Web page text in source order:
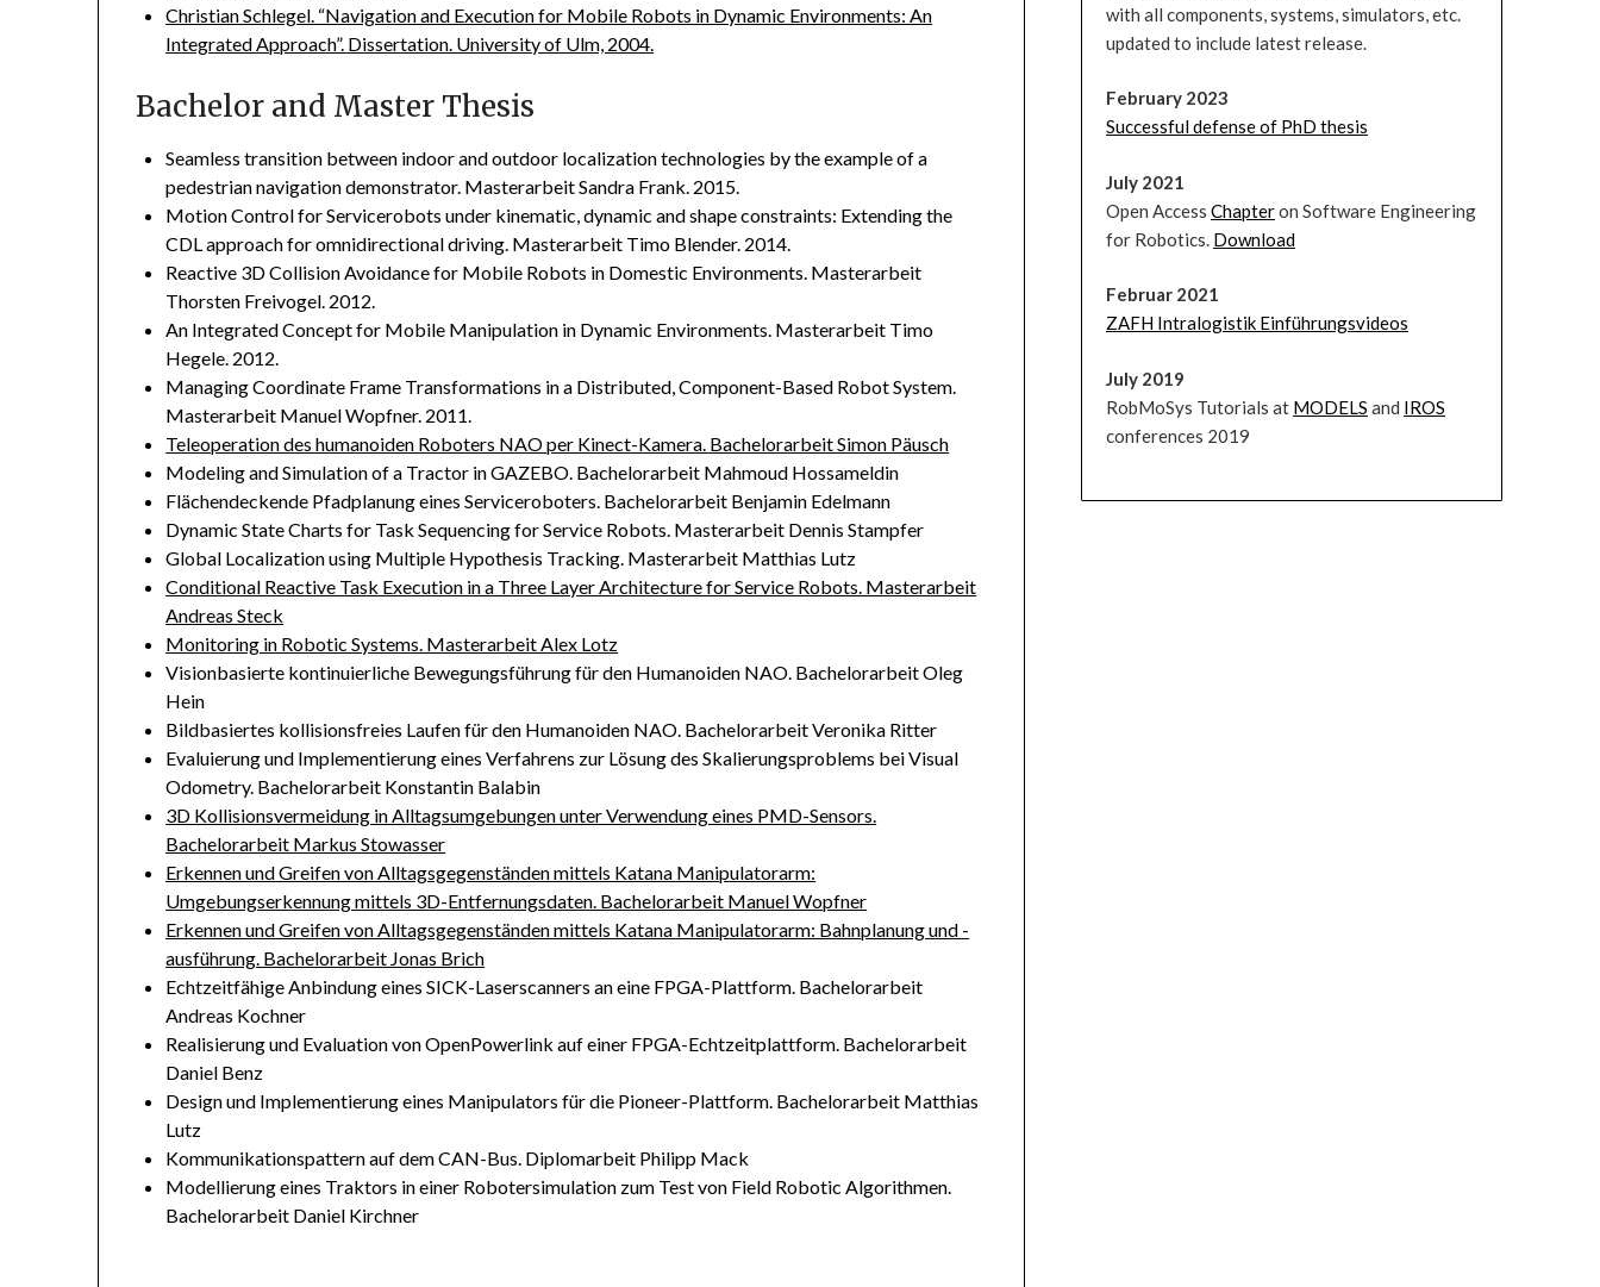
Christian Schlegel. “Navigation and Execution for Mobile Robots in Dynamic Environments: An
Integrated Approach”. Dissertation. University of Ulm, 2004.
Bachelor and Master Thesis
Seamless transition between indoor and outdoor localization technologies by the example of a
pedestrian navigation demonstrator. Masterarbeit Sandra Frank. 2015.
Motion Control for Servicerobots under kinematic, dynamic and shape constraints: Extending the
CDL approach for omnidirectional driving. Masterarbeit Timo Blender. 2014.
Reactive 3D Collision Avoidance for Mobile Robots in Domestic Environments. Masterarbeit
Thorsten Freivogel. 2012.
An Integrated Concept for Mobile Manipulation in Dynamic Environments. Masterarbeit Timo
Hegele. 2012.
Managing Coordinate Frame Transformations in a Distributed, Component-Based Robot System.
Masterarbeit Manuel Wopfner. 2011.
Teleoperation des humanoiden Roboters NAO per Kinect-Kamera. Bachelorarbeit Simon Päusch
Modeling and Simulation of a Tractor in GAZEBO. Bachelorarbeit Mahmoud Hossameldin
Flächendeckende Pfadplanung eines Serviceroboters. Bachelorarbeit Benjamin Edelmann
Dynamic State Charts for Task Sequencing for Service Robots. Masterarbeit Dennis Stampfer
Global Localization using Multiple Hypothesis Tracking. Masterarbeit Matthias Lutz
Conditional Reactive Task Execution in a Three Layer Architecture for Service Robots. Masterarbeit
Andreas Steck
Monitoring in Robotic Systems. Masterarbeit Alex Lotz
Visionbasierte kontinuierliche Bewegungsführung für den Humanoiden NAO. Bachelorarbeit Oleg
Hein
Bildbasiertes kollisionsfreies Laufen für den Humanoiden NAO. Bachelorarbeit Veronika Ritter
Evaluierung und Implementierung eines Verfahrens zur Lösung des Skalierungsproblems bei Visual
Odometry. Bachelorarbeit Konstantin Balabin
3D Kollisionsvermeidung in Alltagsumgebungen unter Verwendung eines PMD-Sensors.
Bachelorarbeit Markus Stowasser
Erkennen und Greifen von Alltagsgegenständen mittels Katana Manipulatorarm:
Umgebungserkennung mittels 3D-Entfernungsdaten. Bachelorarbeit Manuel Wopfner
Erkennen und Greifen von Alltagsgegenständen mittels Katana Manipulatorarm: Bahnplanung und -
ausführung. Bachelorarbeit Jonas Brich
Echtzeitfähige Anbindung eines SICK-Laserscanners an eine FPGA-Plattform. Bachelorarbeit
Andreas Kochner
Realisierung und Evaluation von OpenPowerlink auf einer FPGA-Echtzeitplattform. Bachelorarbeit
Daniel Benz
Design und Implementierung eines Manipulators für die Pioneer-Plattform. Bachelorarbeit Matthias
Lutz
Kommunikationspattern auf dem CAN-Bus. Diplomarbeit Philipp Mack
Modellierung eines Traktors in einer Robotersimulation zum Test von Field Robotic Algorithmen.
Bachelorarbeit Daniel Kirchner
with all components, systems, simulators, etc.
updated to include latest release.
February 2023
Successful defense of PhD thesis
July 2021
Open Access Chapteron Software Engineering
for Robotics. Download
Februar 2021
ZAFH Intralogistik Einführungsvideos
July 2019
RobMoSys Tutorials at MODELS and IROS
conferences 2019